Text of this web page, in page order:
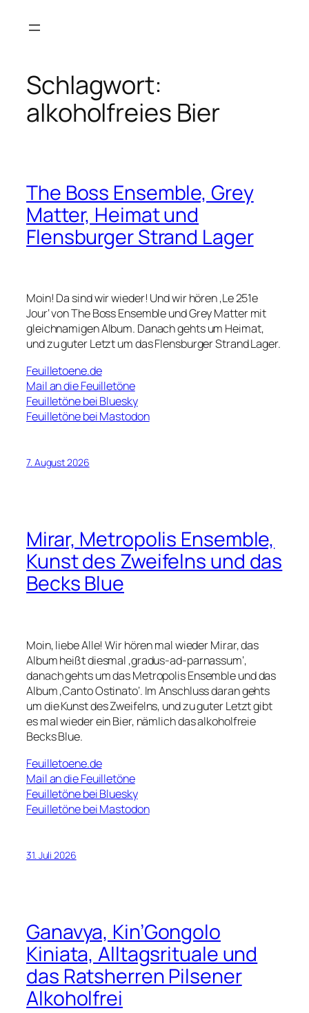
Inhalt
Schlagwort:
alkoholfreies Bier
The Boss Ensemble, Grey
Matter, Heimat und
Flensburger Strand Lager
Moin! Da sind wir wieder! Und wir hören ‚Le 251e
Jour‘ von The Boss Ensemble und Grey Matter mit
gleichnamigen Album. Danach gehts um Heimat,
und zu guter Letzt um das Flensburger Strand Lager.
Feuilletoene.de
Mail an die Feuilletöne
Feuilletöne bei Bluesky
Feuilletöne bei Mastodon
7. August 2026
Mirar, Metropolis Ensemble,
Kunst des Zweifelns und das
Becks Blue
Moin, liebe Alle! Wir hören mal wieder Mirar, das
Album heißt diesmal ‚gradus-ad-parnassum‘,
danach gehts um das Metropolis Ensemble und das
Album ‚Canto Ostinato‘. Im Anschluss daran gehts
um die Kunst des Zweifelns, und zu guter Letzt gibt
es mal wieder ein Bier, nämlich das alkoholfreie
Becks Blue.
Feuilletoene.de
Mail an die Feuilletöne
Feuilletöne bei Bluesky
Feuilletöne bei Mastodon
31. Juli 2026
Ganavya, Kin’Gongolo
Kiniata, Alltagsrituale und
das Ratsherren Pilsener
Alkoholfrei